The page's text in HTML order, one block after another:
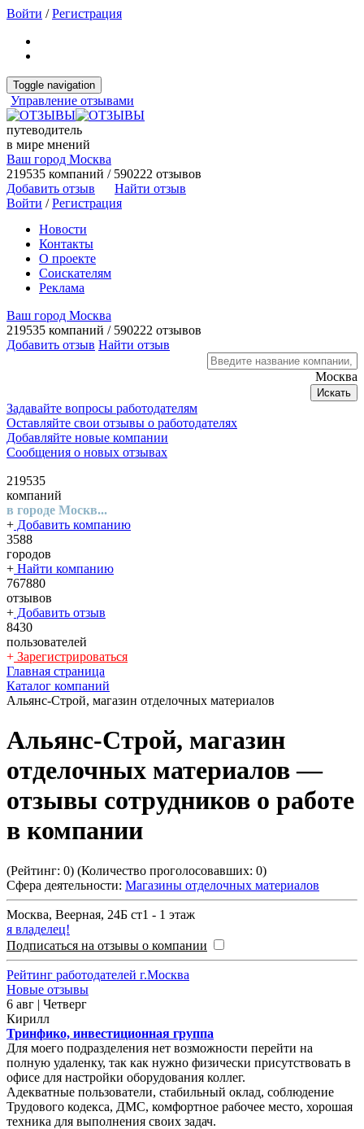
Войти /Регистрация
Toggle navigation
Управление отзывами
путеводитель
в мире мнений
Ваш город Москва
219535 компаний / 590222 отзывов
Добавить отзыв
Найти отзыв
Войти /Регистрация
Новости
Контакты
О проекте
Соискателям
Реклама
Ваш город Москва
219535 компаний / 590222 отзывов
Добавить отзыв Найти отзыв
Москва
Искать
Задавайте вопросы работодателям
Оставляйте свои отзывы о работодателях
Добавляйте новые компании
Сообщения о новых отзывах
219535
компаний
в городе Москв...
+ Добавить компанию
3588
городов
+ Найти компанию
767880
отзывов
+ Добавить отзыв
8430
пользователей
+ Зарегистрироваться
Главная страница
Каталог компаний
Альянс-Строй, магазин отделочных материалов
Альянс-Строй, магазин
отделочных материалов—
отзывы сотрудников о работе
в компании
(Рейтинг: 0) (Количество проголосовавших: 0)
Сфера деятельности: Магазины отделочных материалов
Москва, Веерная, 24Б ст1 - 1 этаж
я владелец!
Подписаться на отзывы о компании
Рейтинг работодателей г.Москва
Новые отзывы
6 авг | Четверг
Кирилл
Тринфико, инвестиционная группа
Для моего подразделения нет возможности перейти на
полную удаленку, так как нужно физически присутствовать в
офисе для настройки оборудования коллег.
Адекватные пользователи, стабильный оклад, соблюдение
Трудового кодекса, ДМС, комфортное рабочее место, хорошая
техника для выполнения своих задач.